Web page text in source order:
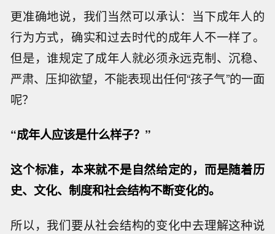
更准确地说，我们当然可以承认：当下成年人的
行为方式，确实和过去时代的成年人不一样了。
但是，谁规定了成年人就必须永远克制、沉稳、
严肃、压抑欲望，不能表现出任何“孩子气”的一面
呢？
“成年人应该是什么样子？”
这个标准，本来就不是自然给定的，而是随着历
史、文化、制度和社会结构不断变化的。
所以，我们要从社会结构的变化中去理解这种说